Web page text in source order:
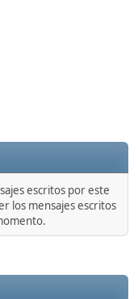
escritos por este
los mensajes escritos